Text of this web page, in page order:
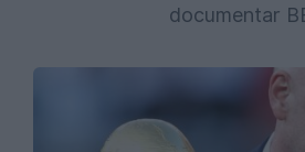
documentar